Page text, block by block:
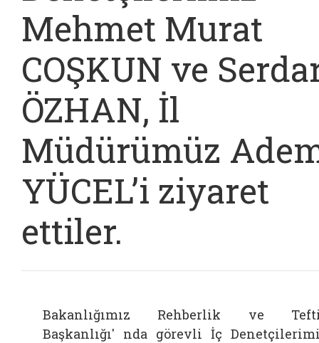
Mehmet Murat
COŞKUN ve
ÖZHAN, İl
Müdürümüz
YÜCEL’i ziyaret
ettiler.
Bakanlığımız Rehberlik ve
Başkanlığı' nda görevli İç